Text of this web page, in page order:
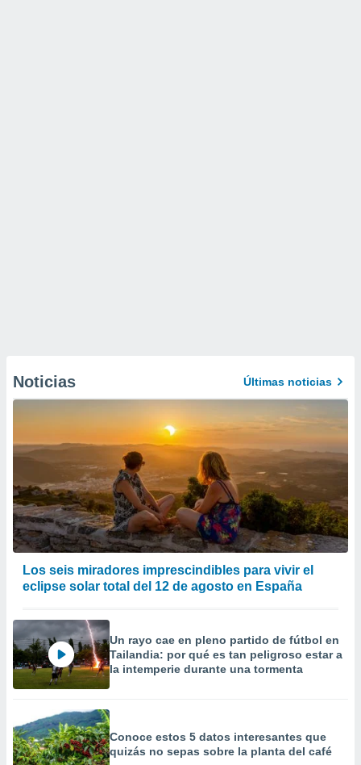
Noticias Últimas noticias
Los seis miradores imprescindibles para vivir el
eclipse solar total del 12 de agosto en España
Un rayo cae en pleno partido de fútbol en
Tailandia: por qué es tan peligroso estar a
la intemperie durante una tormenta
Conoce estos 5 datos interesantes que
quizás no sepas sobre la planta del café